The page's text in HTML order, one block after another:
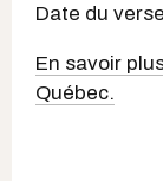
Date du
En savoir
Québec.